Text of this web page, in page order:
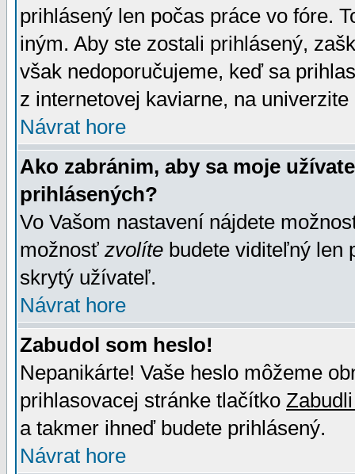
prihlásený len počas práce vo fóre.
iným. Aby ste zostali prihlásený,
však nedoporučujeme, keď sa
z internetovej kaviarne, na univerzite
Návrat hore
Ako zabránim, aby sa moje
prihlásených?
Vo Vašom nastavení nájdete
možnosť zvolíte budete viditeľný len
skrytý užívateľ.
Návrat hore
Zabudol som heslo!
Nepanikárte! Vaše heslo môžeme
prihlasovacej stránke tlačítko
a takmer ihneď budete prihlásený.
Návrat hore